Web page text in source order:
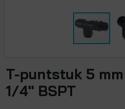
T-puntstuk 5
1/4" BSPT